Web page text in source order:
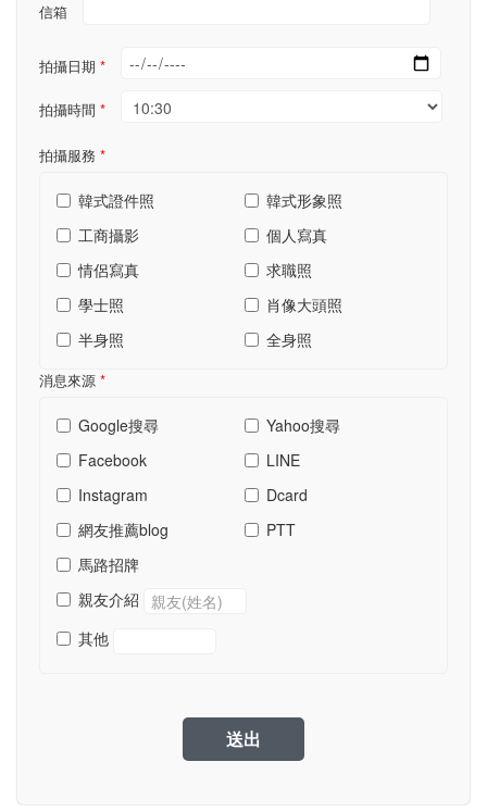
信箱
拍攝日期 *
拍攝時間 *
拍攝服務 *
韓式證件照
韓式形象照
工商攝影
個人寫真
情侶寫真
求職照
學士照
肖像大頭照
半身照
全身照
消息來源 *
Google搜尋
Yahoo搜尋
Facebook
LINE
Instagram
Dcard
網友推薦blog
PTT
馬路招牌
親友介紹
其他